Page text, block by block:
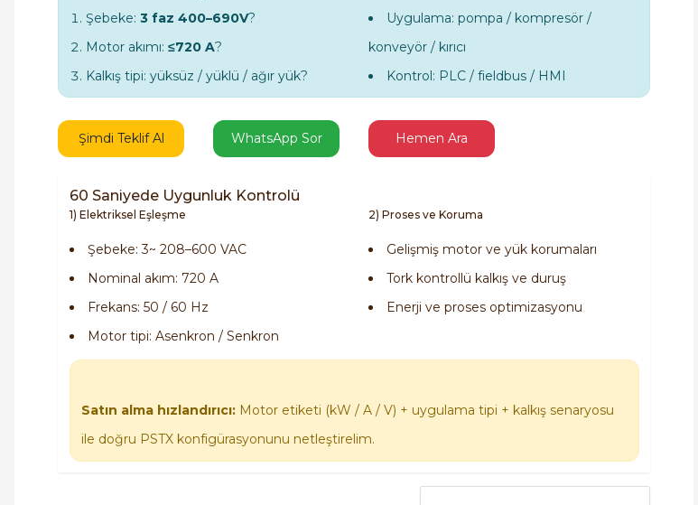
Şebeke: 3 faz 400–690V?
Motor akımı: ≤720 A?
Kalkış tipi: yüksüz / yüklü / ağır yük?
Uygulama: pompa / kompresör /
konveyör / kırıcı
Kontrol: PLC / fieldbus / HMI
Şimdi Teklif Al WhatsApp Sor Hemen Ara
60 Saniyede Uygunluk Kontrolü
1) Elektriksel Eşleşme
Şebeke: 3~ 208–600 VAC
Nominal akım: 720 A
Frekans: 50 / 60 Hz
Motor tipi: Asenkron / Senkron
2) Proses ve Koruma
Gelişmiş motor ve yük korumaları
Tork kontrollü kalkış ve duruş
Enerji ve proses optimizasyonu
Satın alma hızlandırıcı: Motor etiketi (kW / A / V) + uygulama tipi + kalkış senaryosu
ile doğru PSTX konfigürasyonunu netleştirelim.